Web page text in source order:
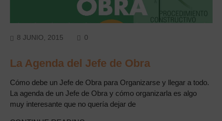
8 JUNIO, 2015 0
La Agenda del Jefe de Obra
Cómo debe un Jefe de Obra para Organizarse y llegar a todo.
La agenda de un Jefe de Obra y cómo organizarla es algo
muy interesante que no quería dejar de